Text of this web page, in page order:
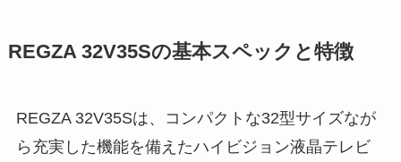
REGZA 32V35Sの基本スペックと特徴
REGZA 32V35Sは、コンパクトな32型サイズなが
ら充実した機能を備えたハイビジョン液晶テレビ